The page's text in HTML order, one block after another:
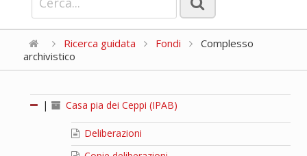
Ricerca guidata Fondi
Complesso
archivistico
| Casa pia dei Ceppi (IPAB)
Deliberazioni